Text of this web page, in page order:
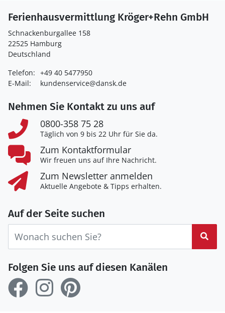
Ferienhausvermittlung Kröger+Rehn GmbH
Schnackenburgallee 158
22525 Hamburg
Deutschland
Telefon: +49 40 5477950
E-Mail:
kundenservice@dansk.de
Nehmen Sie Kontakt zu uns auf
0800-358 75 28
Täglich von 9 bis 22 Uhr für Sie da.
Zum Kontaktformular
Wir freuen uns auf Ihre Nachricht.
Zum Newsletter anmelden
Aktuelle Angebote & Tipps erhalten.
Auf der Seite suchen
Folgen Sie uns auf diesen Kanälen